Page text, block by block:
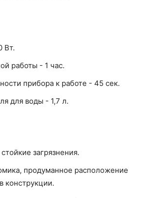
Вт.
работы - 1 час.
прибора к работе - 45 сек.
для воды - 1,7 л.
загрязнения.
продуманное расположение
конструкции.